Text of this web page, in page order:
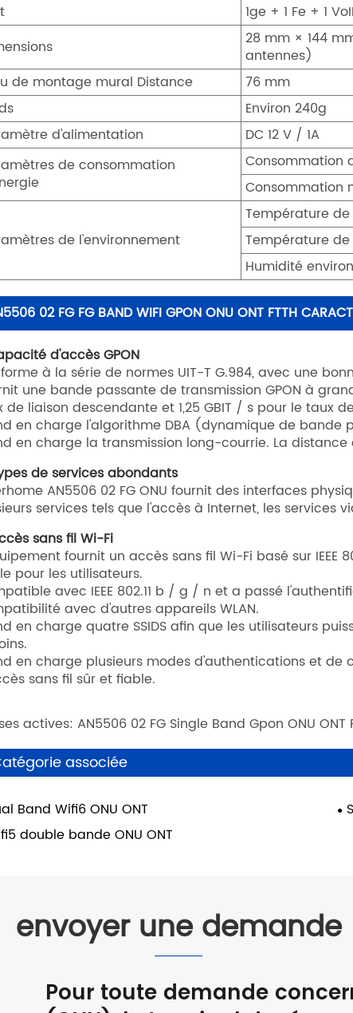
1ge + 1 Fe + 1
28 mm × 144
antennes)
de montage mural Distance
76 mm
Environ 240g
d'alimentation
DC 12 V / 1A
de consommation
Consommation
Consommation
de l'environnement
Température
Température
Humidité
02 FG FG BAND WIFI GPON ONU ONT FTTH
d'accès GPON
à la série de normes UIT-T G.984, avec une
une bande passante de transmission GPON à
de liaison descendante et 1,25 GBIT / s pour le taux
en charge l'algorithme DBA (dynamique de bande
en charge la transmission long-courrie. La
de services abondants
AN5506 02 FG ONU fournit des interfaces
services tels que l'accès à Internet, les services
sans fil Wi-Fi
fournit un accès sans fil Wi-Fi basé sur
pour les utilisateurs.
avec IEEE 802.11 b / g / n et a passé
avec d'autres appareils WLAN.
en charge quatre SSIDS afin que les utilisateurs
en charge plusieurs modes d'authentications et
sans fil sûr et fiable.
actives: AN5506 02 FG Single Band Gpon ONU
associée
Band Wifi6 ONU ONT
double bande ONU ONT
envoyer une demande
Pour toute demande